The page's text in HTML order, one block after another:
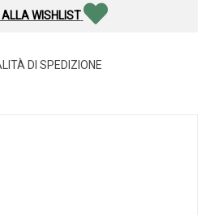
ALLA WISHLIST
DI SPEDIZIONE